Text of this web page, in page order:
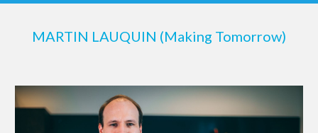
MARTIN LAUQUIN (Making Tomorrow)